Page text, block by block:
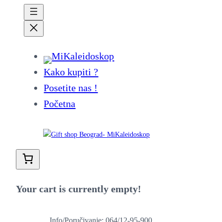
Kako kupiti ?
Posetite nas !
Početna
Your cart is currently empty!